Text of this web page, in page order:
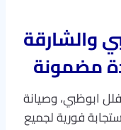
والشارقة
مضمونة
ابوظبي، وصيانة
فورية لجميع